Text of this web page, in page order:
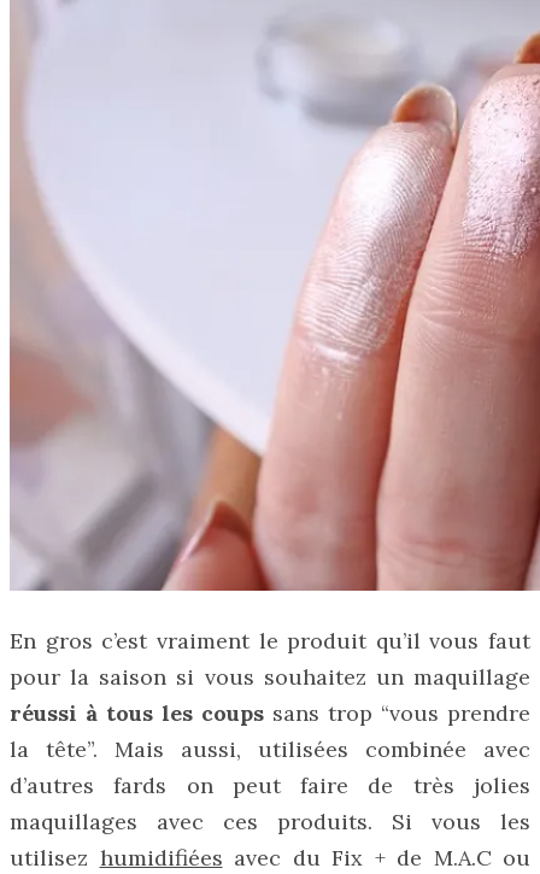
En gros c’est vraiment le produit qu’il vous faut
pour la saison si vous souhaitez un maquillage
réussi à tous les coups sans trop “vous prendre
la tête”. Mais aussi, utilisées combinée avec
d’autres fards on peut faire de très jolies
maquillages avec ces produits. Si vous les
utilisez humidifiées avec du Fix + de M.A.C ou